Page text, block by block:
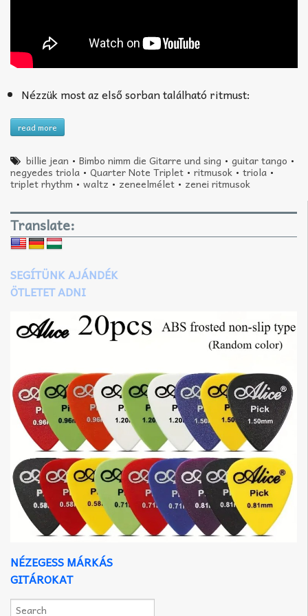
Nézzük most az első sorban található ritmust:
read more
billie jean •Bimbo nimm die Gitarre und sing •guitar tango •
negyedes triola • Quarter Note Triplet • ritmusok • triola •
triplet rhythm • waltz • zeneelmélet • zenei ritmusok
Translate:
SEGÍTÜNK AJÁNDÉK
ÖTLETET ADNI
NÉZEGESS MÁRKÁS
GITÁROKAT